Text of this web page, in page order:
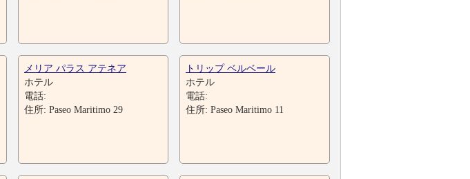
メリア パラス アテネア
ホテル
電話:
住所: Paseo Maritimo 29
トリップ ベルベール
ホテル
電話:
住所: Paseo Maritimo 11